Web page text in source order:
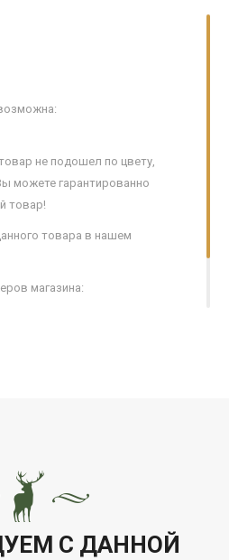
не подошел по цвету,
можете гарантированно
товар!
товара в нашем
магазина:
С ДАННОЙ